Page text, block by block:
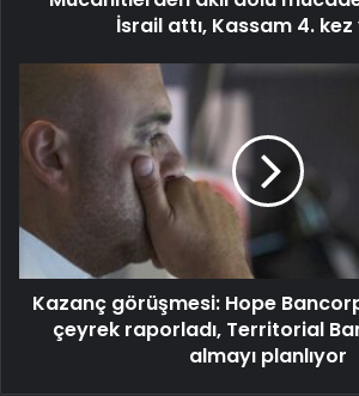
İsrail attı, Kassam 4.
Kazanç görüşmesi: Hope
çeyrek raporladı, Territorial
almayı planlıyor